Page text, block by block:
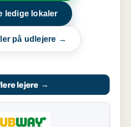
ledige lokaler
på udlejere →
lejere →